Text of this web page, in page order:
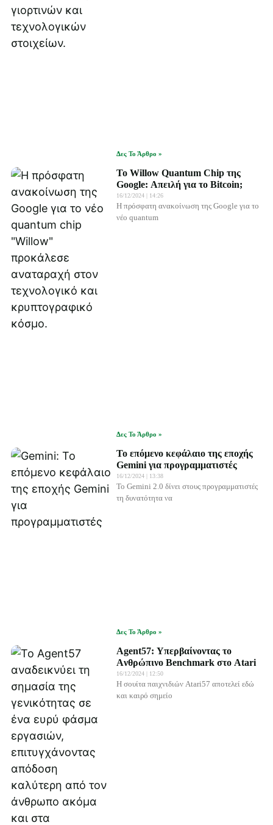
Δες Το Άρθρο »
Το Willow Quantum Chip της
Google: Απειλή για το Bitcoin;
16/12/2024 14:26
Η πρόσφατη ανακοίνωση της Google για το
νέο quantum
Δες Το Άρθρο »
Το επόμενο κεφάλαιο της εποχής
Gemini για προγραμματιστές
16/12/2024 13:38
Το Gemini 2.0 δίνει στους προγραμματιστές
τη δυνατότητα να
Δες Το Άρθρο »
Agent57: Υπερβαίνοντας το
Aνθρώπινο Benchmark στο Atari
16/12/2024 12:50
Η σουίτα παιχνιδιών Atari57 αποτελεί εδώ
και καιρό σημείο